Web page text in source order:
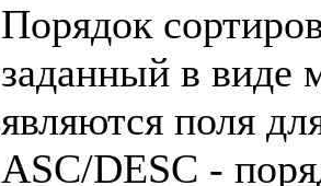
Порядок
заданный в виде
являются поля
ASC/DESC -